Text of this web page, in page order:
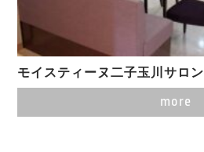
モイスティーヌ二子玉川サロン
more